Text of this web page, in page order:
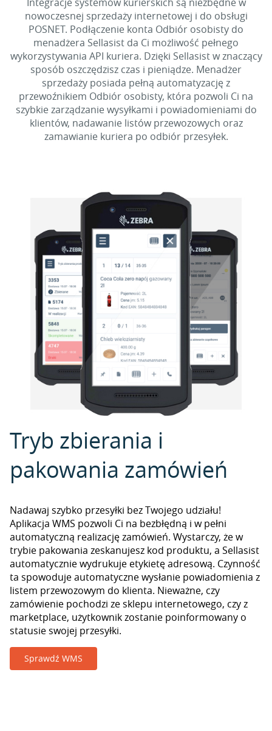
nowoczesnej sprzedaży internetowej i do obsługi
POSNET. Podłączenie konta Odbiór osobisty do
menadżera Sellasist da Ci możliwość pełnego
wykorzystywania API kuriera. Dzięki Sellasist w znaczący
sposób oszczędzisz czas i pieniądze. Menadżer
sprzedaży posiada pełną automatyzację z
przewoźnikiem Odbiór osobisty, która pozwoli Ci na
szybkie zarządzanie wysyłkami i powiadomieniami do
klientów, nadawanie listów przewozowych oraz
zamawianie kuriera po odbiór przesyłek.
Tryb zbierania i
pakowania zamówień
Nadawaj szybko przesyłki bez Twojego udziału!
Aplikacja WMS pozwoli Ci na bezbłędną i w pełni
automatyczną realizację zamówień. Wystarczy, że w
trybie pakowania zeskanujesz kod produktu, a Sellasist
automatycznie wydrukuje etykietę adresową. Czynność
ta spowoduje automatyczne wysłanie powiadomienia z
listem przewozowym do klienta. Nieważne, czy
zamówienie pochodzi ze sklepu internetowego, czy z
marketplace, użytkownik zostanie poinformowany o
statusie swojej przesyłki.
Sprawdź WMS